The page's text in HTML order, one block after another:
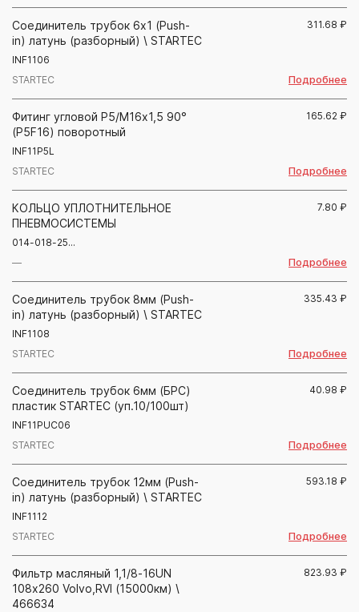
Соединитель трубок 6х1 (Push-
in) латунь (разборный) \ STARTEC
INF1106
STARTEC
311.68 ₽
Подробнее
Фитинг угловой Р5/М16х1,5 90°
(P5F16) поворотный
INF11P5L
STARTEC
165.62 ₽
Подробнее
КОЛЬЦО УПЛОТНИТЕЛЬНОЕ
ПНЕВМОСИСТЕМЫ
014-018-25...
—
7.80 ₽
Подробнее
Соединитель трубок 8мм (Push-
in) латунь (разборный) \ STARTEC
INF1108
STARTEC
335.43 ₽
Подробнее
Соединитель трубок 6мм (БРС)
пластик STARTEC (уп.10/100шт)
INF11PUC06
STARTEC
40.98 ₽
Подробнее
Соединитель трубок 12мм (Push-
in) латунь (разборный) \ STARTEC
INF1112
STARTEC
593.18 ₽
Подробнее
Фильтр масляный 1,1/8-16UN
108х260 Volvo,RVI (15000км) \
466634
823.93 ₽